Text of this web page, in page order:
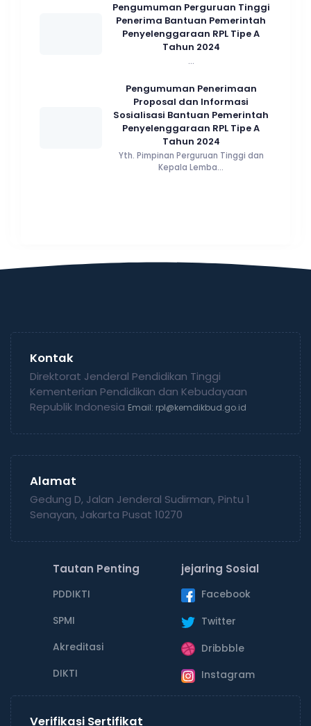
Pengumuman Perguruan Tinggi
Penerima Bantuan Pemerintah
Penyelenggaraan RPL Tipe A
Tahun 2024
...
Pengumuman Penerimaan
Proposal dan Informasi
Sosialisasi Bantuan Pemerintah
Penyelenggaraan RPL Tipe A
Tahun 2024
Yth. Pimpinan Perguruan Tinggi dan
Kepala Lemba...
Kontak
Direktorat Jenderal Pendidikan Tinggi
Kementerian Pendidikan dan Kebudayaan
Republik Indonesia Email: rpl@kemdikbud.go.id
Alamat
Gedung D, Jalan Jenderal Sudirman, Pintu 1
Senayan, Jakarta Pusat 10270
Tautan Penting
PDDIKTI
SPMI
Akreditasi
DIKTI
jejaring Sosial
Facebook
Twitter
Dribbble
Instagram
Verifikasi Sertifikat